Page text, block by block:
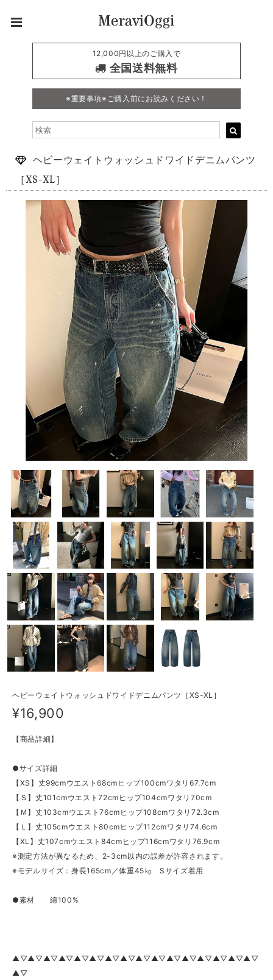
12,000円以上のご購入で
全国送料無料
※重要事項※ご購入前にお読みください！
ヘビーウェイトウォッシュドワイドデニムパンツ
［XS-XL］
ヘビーウェイトウォッシュドワイドデニムパンツ［XS-XL］
¥16,900
【商品詳細】
●サイズ詳細
【XS】丈99cmウエスト68cmヒップ100cmワタリ67.7cm
【Ｓ】丈101cmウエスト72cmヒップ104cmワタリ70cm
【Ｍ】丈103cmウエスト76cmヒップ108cmワタリ72.3cm
【Ｌ】丈105cmウエスト80cmヒップ112cmワタリ74.6cm
【XL】丈107cmウエスト84cmヒップ116cmワタリ76.9cm
※測定方法が異なるため、2-3cm以内の誤差が許容されます。
※モデルサイズ：身長165cm／体重45㎏ Sサイズ着用
●素材 綿100%
▲▽▲▽▲▽▲▽▲▽▲▽▲▽▲▽▲▽▲▽▲▽▲▽▲▽▲▽▲▽▲▽
▲▽